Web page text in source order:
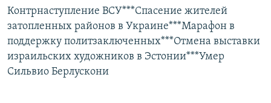
Контрнаступление ВСУ***Спасение жителей
затопленных районов в Украине***Марафон в
поддержку политзаключенных***Отмена выставки
израильских художников в Эстонии***Умер
Сильвио Берлускони